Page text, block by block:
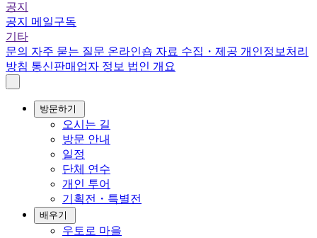
공지
공지 메일구독
기타
문의 자주 묻는 질문 온라인숍 자료 수집・제공 개인정보처리
방침 통신판매업자 정보 법인 개요
방문하기
오시는 길
방문 안내
일정
단체 연수
개인 투어
기획전・특별전
배우기
우토로 마을